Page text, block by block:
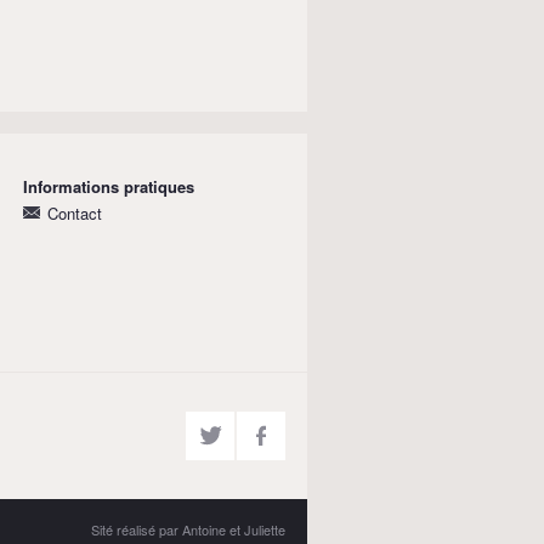
Informations pratiques
Contact
Sité réalisé par Antoine et Juliette